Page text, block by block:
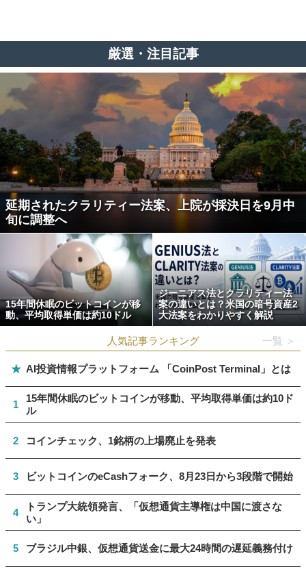
厳選・注目記事
延期されたクラリティー法案、上院が採決日を9月中
旬に調整へ
15年間休眠のビットコインが移
動、平均取得単価は約10ドル
ジーニアス法とクラリティー法
案の違いとは？米国の暗号資産2
大法案をわかりやすく解説
人気記事ランキング 一覧 ＞
★ AI投資情報プラットフォーム 「CoinPost Terminal」とは
1
15年間休眠のビットコインが移動、平均取得単価は約10ド
ル
2 コインチェック、1銘柄の上場廃止を発表
3 ビットコインのeCashフォーク、8月23日から3段階で開始
4
トランプ大統領発言、「仮想通貨主導権は中国に渡さな
い」
5 ブラジル中銀、仮想通貨送金に最大24時間の遅延義務付け